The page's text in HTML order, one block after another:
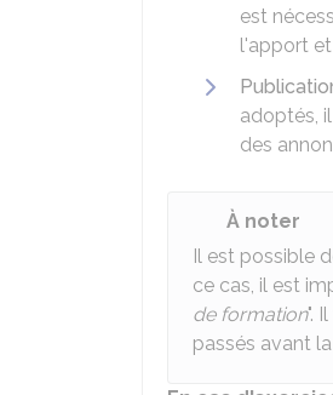
est
l'apport
adoptés,
des
À noter
Il est possible
ce cas, il est
de formation".
passés avant